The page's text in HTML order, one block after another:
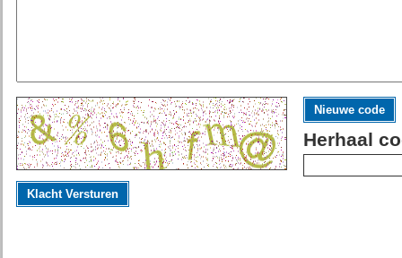
Nieuwe code
Herhaal
Klacht Versturen